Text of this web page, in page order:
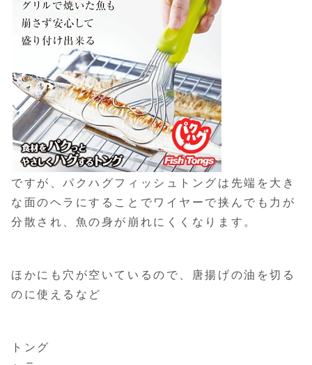
ですが、パクハグフィッシュトングは先端を大き
な面のヘラにすることでワイヤーで挟んでも力が
分散され、魚の身が崩れにくくなります。
ほかにも穴が空いているので、唐揚げの油を切る
のに使えるなど
トング